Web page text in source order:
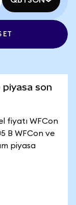
ET
piyasa son
fiyatı WFCon
B WFCon ve
piyasa